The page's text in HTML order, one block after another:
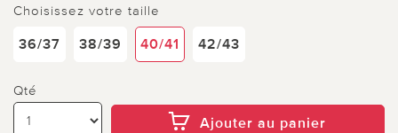
Choisissez votre taille
36/37 38/39 40/41 42/43
Qté
Ajouter au panier